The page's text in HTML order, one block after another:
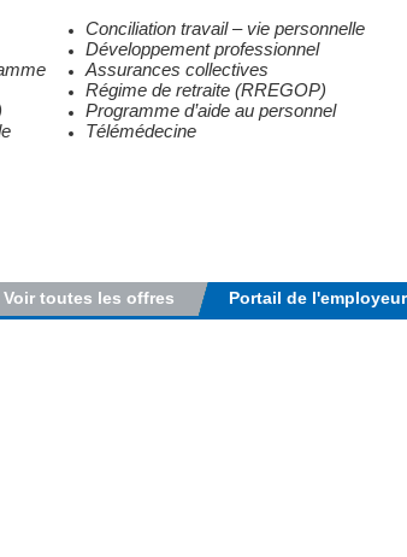
Conciliation travail – vie personnelle
Développement professionnel
Assurances collectives
Régime de retraite (RREGOP)
Programme d’aide au personnel
Télémédecine
Portail de l'employeur
Voir toutes les offres